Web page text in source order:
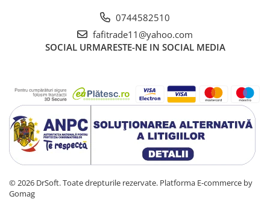
0744582510
fafitrade11@yahoo.com
SOCIAL URMARESTE-NE IN SOCIAL MEDIA
© 2026 DrSoft. Toate drepturile rezervate. Platforma E-commerce by
Gomag